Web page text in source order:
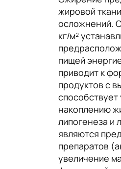
жировой
осложнений.
кг/м²
пищей
приводит к
продуктов с
накоплению
липогенеза и
являются
препаратов
увеличение